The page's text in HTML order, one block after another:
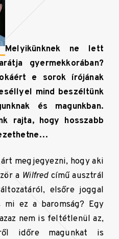
Melyikünknek ne lett
gyermekkorában?
e sorok írójának
mind beszéltünk
és magunkban.
rajta, hogy hosszabb
megjegyezni, hogy aki
a Wilfredcímű ausztrál
elsőre joggal
mi ez a baromság? Egy
nem is feltétlenül az,
időre magunkat is